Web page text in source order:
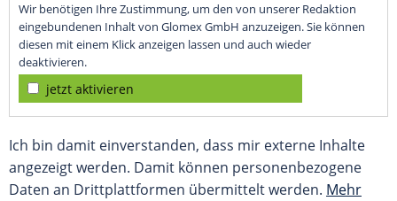
Wir benötigen Ihre Zustimmung, um den von unserer Redaktion
eingebundenen Inhalt von Glomex GmbH anzuzeigen. Sie können
diesen mit einem Klick anzeigen lassen und auch wieder
deaktivieren.
jetzt aktivieren
Ich bin damit einverstanden, dass mir externe Inhalte
angezeigt werden. Damit können personenbezogene
Daten an Drittplattformen übermittelt werden. Mehr